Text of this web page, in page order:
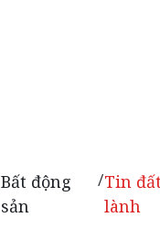
Bất động
sản
/Tin
lành